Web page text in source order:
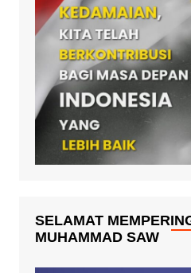
SELAMAT
MUHAMMAD SAW